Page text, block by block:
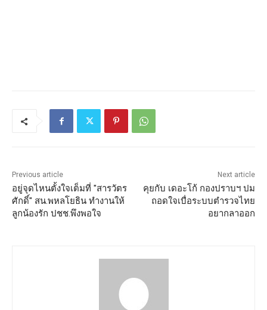
Previous article
อยู่จุดไหนตั้งใจเต็มที่ "สารวัตร
ศักดิ์" สน.พหลโยธิน ทำงานให้
ลูกน้องรัก ปชช.พึงพอใจ
Next article
คุยกับ เดอะโก้ กองปราบฯ ปม
ถอดใจเบื่อระบบตำรวจไทย
อยากลาออก